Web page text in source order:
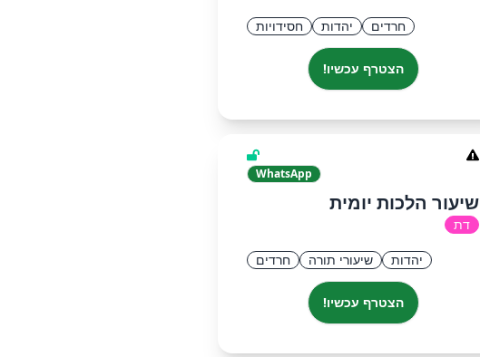
חרדים יהדות חסידויות
הצטרף עכשיו!
WhatsApp
שיעור הלכות יומית
דת
יהדות שיעורי תורה חרדים
הצטרף עכשיו!